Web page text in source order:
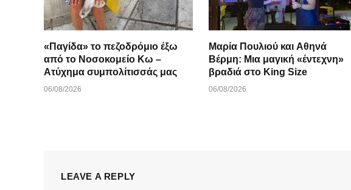
«Παγίδα» το πεζοδρόμιο έξω
από το Νοσοκομείο Κω –
Ατύχημα συμπολίτισσάς μας
06/08/2026
Μαρία Πουλιού και Αθηνά
Βέρμη: Μια μαγική «έντεχνη»
βραδιά στο King Size
06/08/2026
LEAVE A REPLY